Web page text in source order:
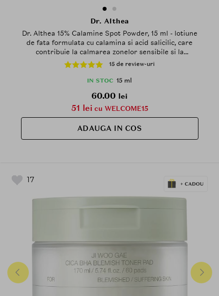
Dr. Althea
Dr. Althea 15% Calamine Spot Powder, 15 ml - lotiune
de fata formulata cu calamina si acid salicilic, care
contribuie la calmarea zonelor sensibile si la
reducerea excesului de sebum
15 de review-uri
IN STOC 15 ml
60.00 lei
51 lei cu WELCOME15
ADAUGA IN COS
17